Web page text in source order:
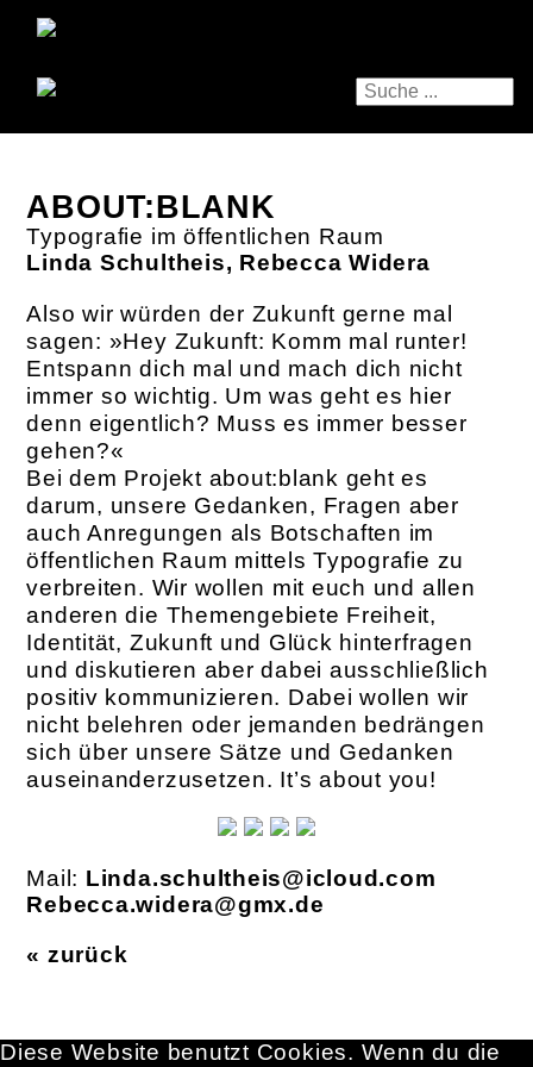
ABOUT:BLANK
Typografie im öffentlichen Raum
Linda Schultheis, Rebecca Widera
Also wir würden der Zukunft gerne mal
sagen: »Hey Zukunft: Komm mal runter!
Entspann dich mal und mach dich nicht
immer so wichtig. Um was geht es hier
denn eigentlich? Muss es immer besser
gehen?«
Bei dem Projekt about:blank geht es
darum, unsere Gedanken, Fragen aber
auch Anregungen als Botschaften im
öffentlichen Raum mittels Typografie zu
verbreiten. Wir wollen mit euch und allen
anderen die Themengebiete Freiheit,
Identität, Zukunft und Glück hinterfragen
und diskutieren aber dabei ausschließlich
positiv kommunizieren. Dabei wollen wir
nicht belehren oder jemanden bedrängen
sich über unsere Sätze und Gedanken
auseinanderzusetzen. It’s about you!
Mail: Linda.schultheis@icloud.com
Rebecca.widera@gmx.de
« zurück
Diese Website benutzt Cookies. Wenn du die